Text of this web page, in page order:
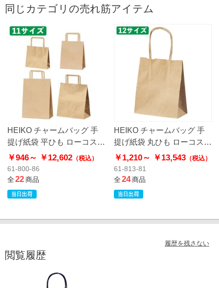
同じカテゴリの売れ筋アイテム
HEIKO チャームバッグ 手
提げ紙袋 平ひも ローコスト
タイプ 茶無地
￥946～ ￥12,602 （税込）
61-800-86
全22商品
HEIKO チャームバッグ 手
提げ紙袋 丸ひも ローコスト
タイプ 茶無地
￥1,210～ ￥13,543（税込）
61-813-81
全24商品
履歴を残さない
閲覧履歴